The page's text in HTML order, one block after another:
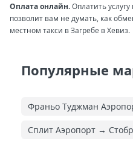
Оплата онлайн.Оплатить
позволит вам не думать, как
местном такси в Загребе в Хевиз.
Популярные
Франьо Туджман
Сплит Аэропорт →